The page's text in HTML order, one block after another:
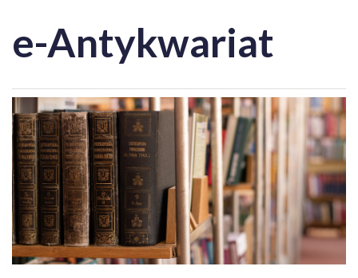
e-Antykwariat